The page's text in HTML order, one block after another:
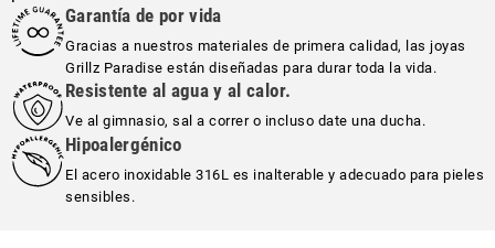
Garantía de por vida
Gracias a nuestros materiales de primera calidad, las joyas
Grillz Paradise están diseñadas para durar toda la vida.
Resistente al agua y al calor.
Ve al gimnasio, sal a correr o incluso date una ducha.
Hipoalergénico
El acero inoxidable 316L es inalterable y adecuado para pieles
sensibles.